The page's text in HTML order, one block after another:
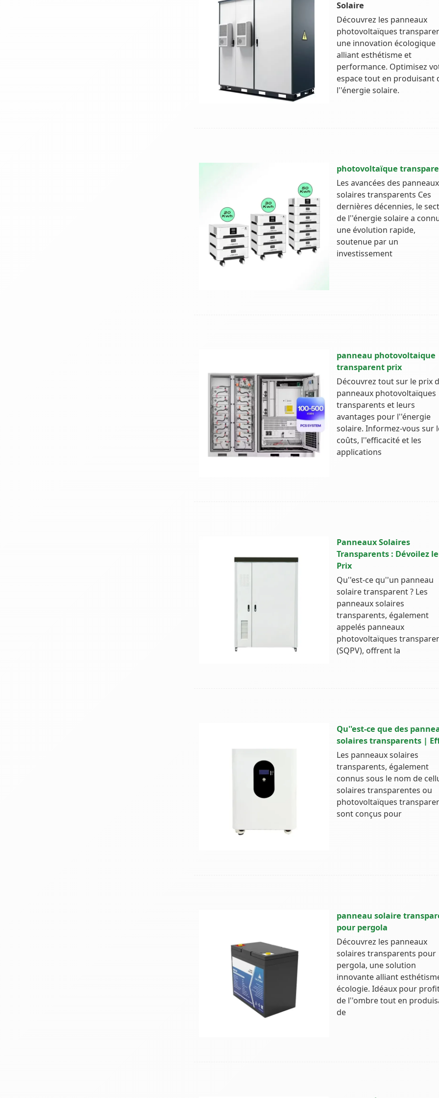
Solaire
Découvrez les panneaux
photovoltaïques
une innovation écologique
alliant esthétisme et
performance. Optimisez
espace tout en produisant
l''énergie solaire.
photovoltaïque
Les avancées des panneaux
solaires transparents Ces
dernières décennies, le
de l''énergie solaire a
une évolution rapide,
soutenue par un
investissement
panneau photovoltaique
transparent prix
Découvrez tout sur le prix
panneaux photovoltaïques
transparents et leurs
avantages pour l''énergie
solaire. Informez-vous sur
coûts, l''efficacité et les
applications
Panneaux Solaires
Transparents : Dévoilez
Prix
Qu''est-ce qu''un panneau
solaire transparent ? Les
panneaux solaires
transparents, également
appelés panneaux
photovoltaïques
(SQPV), offrent la
Qu''est-ce que des
solaires transparents |
Les panneaux solaires
transparents, également
connus sous le nom de
solaires transparentes ou
photovoltaïques
sont conçus pour
panneau solaire
pour pergola
Découvrez les panneaux
solaires transparents pour
pergola, une solution
innovante alliant
écologie. Idéaux pour
de l''ombre tout en
de